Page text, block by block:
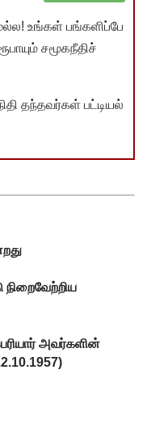
உங்கள் பங்களிப்பே
சமூகநீதிச்
தந்தவர்கள் பட்டியல்
நிறைவேற்றிய
அவர்களின்